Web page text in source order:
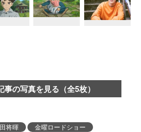
事の写真を見る（全5枚）
将暉
金曜ロードショー